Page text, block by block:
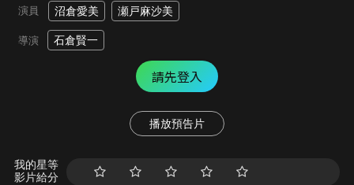
演員 沼倉愛美 瀬戸麻沙美
導演 石倉賢一
請先登入
播放預告片
我的星等
影片給分